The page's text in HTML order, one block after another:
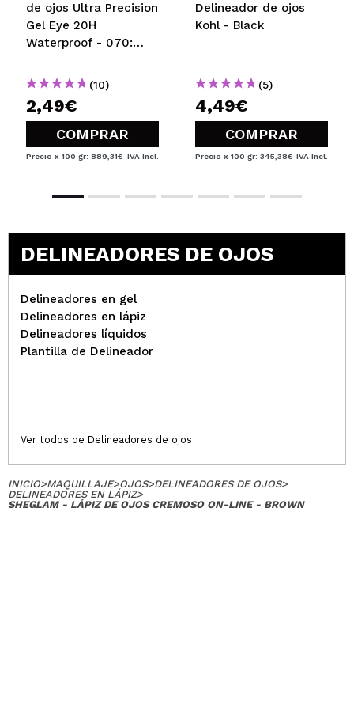
de ojos Ultra Precision
Gel Eye 20H
Waterproof - 070:
(10)
2,49€
COMPRAR
Precio x 100 gr: 889,31€ IVA Incl.
Delineador de ojos
Kohl - Black
(5)
4,49€
COMPRAR
Precio x 100 gr: 345,38€ IVA Incl.
DELINEADORES DE OJOS
Delineadores en gel
Delineadores en lápiz
Delineadores líquidos
Plantilla de Delineador
Ver todos de Delineadores de ojos
INICIO>MAQUILLAJE>OJOS>DELINEADORES DE OJOS>
DELINEADORES EN LÁPIZ>
SHEGLAM - LÁPIZ DE OJOS CREMOSO ON-LINE - BROWN